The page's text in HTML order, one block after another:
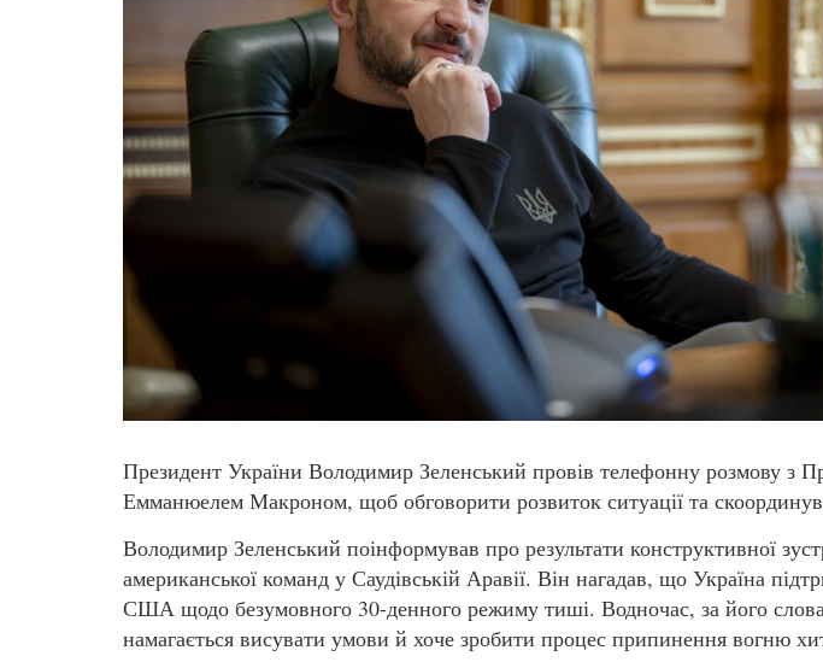
Президент України Володимир Зеленський провів телефонну розмову з
Емманюелем Макроном, щоб обговорити розвиток ситуації та
Володимир Зеленський поінформував про результати конструктивної
американської команд у Саудівській Аравії. Він нагадав, що Україна
США щодо безумовного 30-денного режиму тиші. Водночас, за його
намагається висувати умови й хоче зробити процес припинення вогню